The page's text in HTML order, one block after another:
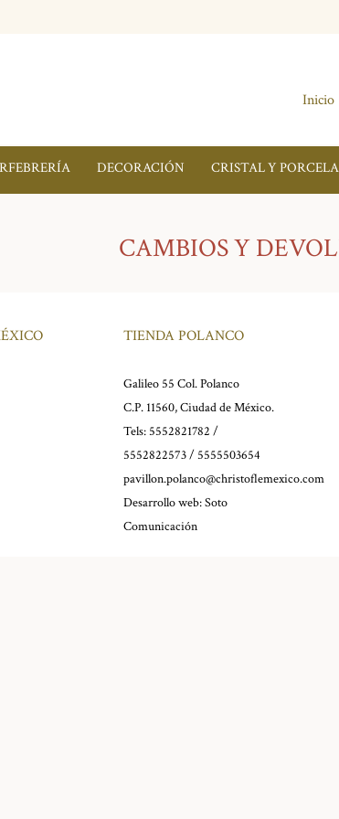
Inicio
DECORACIÓN CRISTAL Y
CAMBIOS Y
TIENDA POLANCO
Galileo 55 Col. Polanco
C.P. 11560, Ciudad de México.
Tels: 5552821782 /
5552822573 / 5555503654
pavillon.polanco@christoflemexico.com
Desarrollo web:Soto
Comunicación